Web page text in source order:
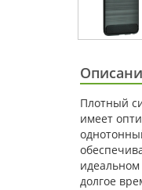
Плотный
имеет
долгое